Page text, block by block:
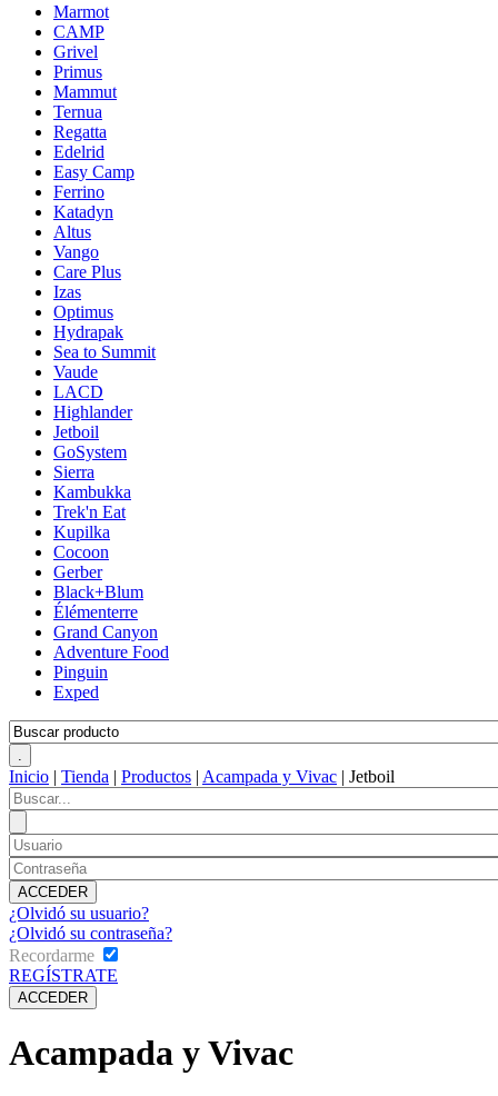
Marmot
CAMP
Grivel
Primus
Mammut
Ternua
Regatta
Edelrid
Easy Camp
Ferrino
Katadyn
Altus
Vango
Care Plus
Izas
Optimus
Hydrapak
Sea to Summit
Vaude
LACD
Highlander
Jetboil
GoSystem
Sierra
Kambukka
Trek'n Eat
Kupilka
Cocoon
Gerber
Black+Blum
Élémenterre
Grand Canyon
Adventure Food
Pinguin
Exped
Inicio | Tienda | Productos | Acampada y Vivac | Jetboil
¿Olvidó su usuario?
¿Olvidó su contraseña?
Recordarme
REGÍSTRATE
Acampada y Vivac